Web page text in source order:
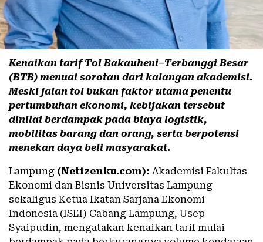
Kenaikan tarif Tol Bakauheni–Terbanggi Besar
(BTB) menuai sorotan dari kalangan akademisi.
Meski jalan tol bukan faktor utama penentu
pertumbuhan ekonomi, kebijakan tersebut
dinilai berdampak pada biaya logistik,
mobilitas barang dan orang, serta berpotensi
menekan daya beli masyarakat.
Lampung (Netizenku.com): Akademisi Fakultas
Ekonomi dan Bisnis Universitas Lampung
sekaligus Ketua Ikatan Sarjana Ekonomi
Indonesia (ISEI) Cabang Lampung, Usep
Syaipudin, mengatakan kenaikan tarif mulai